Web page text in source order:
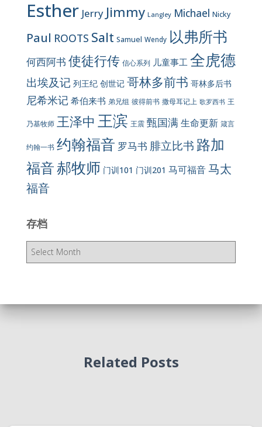
Esther Jerry Jimmy Langley Michael Nicky
Paul ROOTS Salt Samuel Wendy 以弗所书
何西阿书 使徒行传 信心系列 儿童事工 全虎德
出埃及记 列王纪 创世记 哥林多前书 哥林多后书
尼希米记 希伯来书 弟兄组 彼得前书 撒母耳记上 歌罗西书 王
乃基牧师 王泽中 王滨 王震 甄国满生命更新 箴言
约翰一书 约翰福音 罗马书 腓立比书 路加
福音郝牧师 门训101 门训201 马可福音马太
福音
存档
存
Related Posts